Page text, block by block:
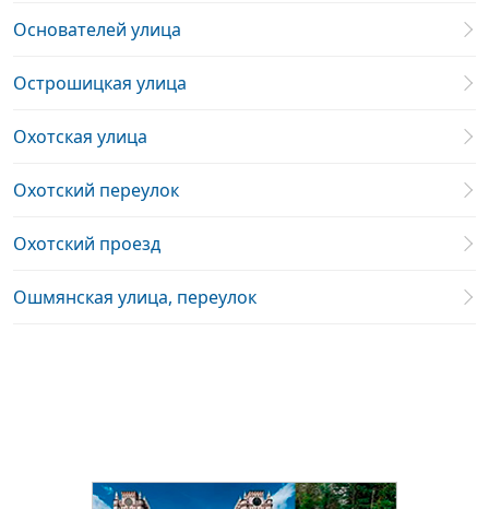
Основателей улица
Острошицкая улица
Охотская улица
Охотский переулок
Охотский проезд
Ошмянская улица, переулок